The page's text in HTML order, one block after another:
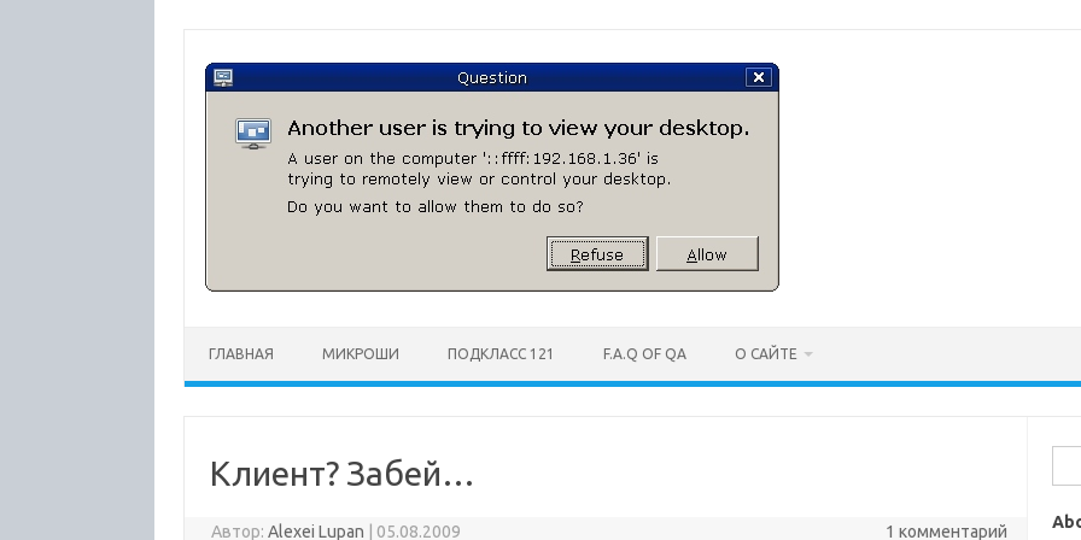
содержимому
ГЛАВНАЯ МИКРОШИ ПОДКЛАСС 121 F.A.Q OF QA О САЙТЕ
Клиент? Забей…
Автор:Alexei Lupan 05.08.2009 1 комментарий